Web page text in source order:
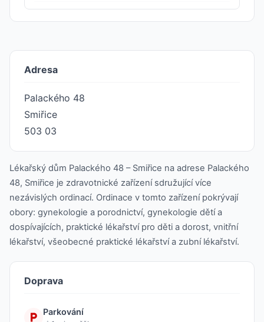
Adresa
Palackého 48
Smiřice
503 03
Lékařský dům Palackého 48 – Smiřice na adrese Palackého
48, Smiřice je zdravotnické zařízení sdružující více
nezávislých ordinací. Ordinace v tomto zařízení pokrývají
obory: gynekologie a porodnictví, gynekologie dětí a
dospívajících, praktické lékařství pro děti a dorost, vnitřní
lékařství, všeobecné praktické lékařství a zubní lékařství.
Doprava
Parkování